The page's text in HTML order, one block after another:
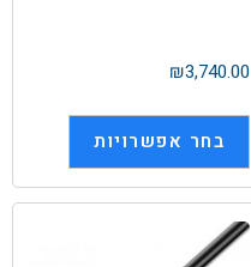
₪3,740.00
בחר אפשרויות